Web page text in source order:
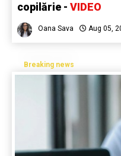
copilărie - VIDEO
Oana Sava Aug 05,
Breaking news